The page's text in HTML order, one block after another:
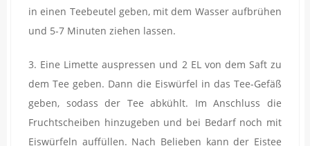
in einen Teebeutel geben, mit dem Wasser aufbrühen
und 5-7 Minuten ziehen lassen.
3. Eine Limette auspressen und 2 EL von dem Saft zu
dem Tee geben. Dann die Eiswürfel in das Tee-Gefäß
geben, sodass der Tee abkühlt. Im Anschluss die
Fruchtscheiben hinzugeben und bei Bedarf noch mit
Eiswürfeln auffüllen. Nach Belieben kann der Eistee